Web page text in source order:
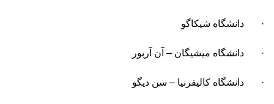
· دانشگاه شیکاگو
· دانشگاه میشیگان – آن آربور
· دانشگاه کالیفرنیا – سن دیگو